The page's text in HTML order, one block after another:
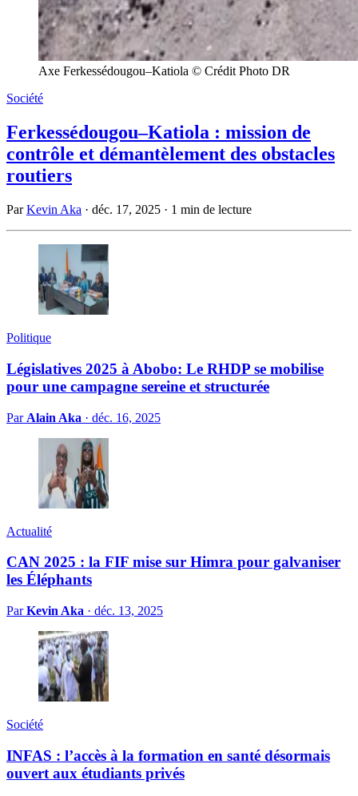
Axe Ferkessédougou–Katiola © Crédit Photo DR
Société
Ferkessédougou–Katiola : mission de
contrôle et démantèlement des obstacles
routiers
ParKevin Aka · déc. 17, 2025 · 1 min de lecture
Politique
Législatives 2025 à Abobo: Le RHDP se mobilise
pour une campagne sereine et structurée
Par Alain Aka · déc. 16, 2025
Actualité
CAN 2025 : la FIF mise sur Himra pour galvaniser
les Éléphants
ParKevin Aka · déc. 13, 2025
Société
INFAS : l’accès à la formation en santé désormais
ouvert aux étudiants privés